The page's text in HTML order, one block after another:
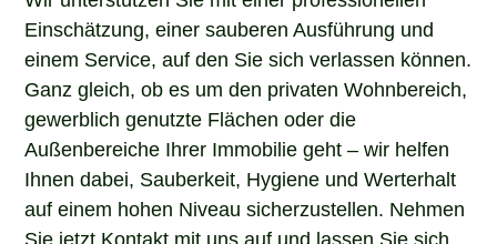
Einschätzung, einer sauberen Ausführung und
einem Service, auf den Sie sich verlassen können.
Ganz gleich, ob es um den privaten Wohnbereich,
gewerblich genutzte Flächen oder die
Außenbereiche Ihrer Immobilie geht – wir helfen
Ihnen dabei, Sauberkeit, Hygiene und Werterhalt
auf einem hohen Niveau sicherzustellen. Nehmen
Sie jetzt Kontakt mit uns auf und lassen Sie sich